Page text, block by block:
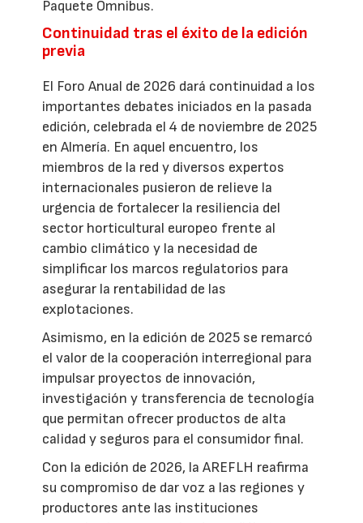
Paquete Ómnibus.
Continuidad tras el éxito de la edición
previa
El Foro Anual de 2026 dará continuidad a los
importantes debates iniciados en la pasada
edición, celebrada el 4 de noviembre de 2025
en Almería. En aquel encuentro, los
miembros de la red y diversos expertos
internacionales pusieron de relieve la
urgencia de fortalecer la resiliencia del
sector horticultural europeo frente al
cambio climático y la necesidad de
simplificar los marcos regulatorios para
asegurar la rentabilidad de las
explotaciones.
Asimismo, en la edición de 2025 se remarcó
el valor de la cooperación interregional para
impulsar proyectos de innovación,
investigación y transferencia de tecnología
que permitan ofrecer productos de alta
calidad y seguros para el consumidor final.
Con la edición de 2026, la AREFLH reafirma
su compromiso de dar voz a las regiones y
productores ante las instituciones